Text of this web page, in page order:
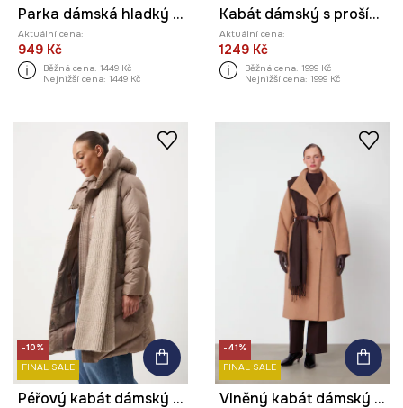
Parka dámská hladký povrch béžová barva
Aktuální cena:
949 Kč
Běžná cena: 1449 Kč
Nejnižší cena: 1449 Kč
Kabát dámský s prošíváním
Aktuální cena:
1249 Kč
Běžná cena: 1999 Kč
Nejnižší cena: 1999 Kč
-10%
FINAL SALE
Péřový kabát dámský s prošíváním
-41%
FINAL SALE
Vlněný kabát dámský bez vzoru